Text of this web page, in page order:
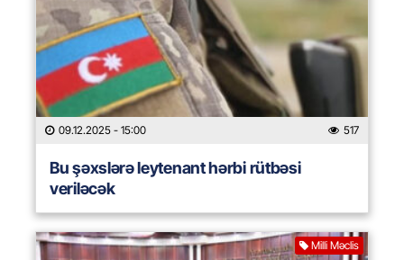
09.12.2025 - 15:00 517
Bu şəxslərə leytenant hərbi rütbəsi
veriləcək
Milli Məclis